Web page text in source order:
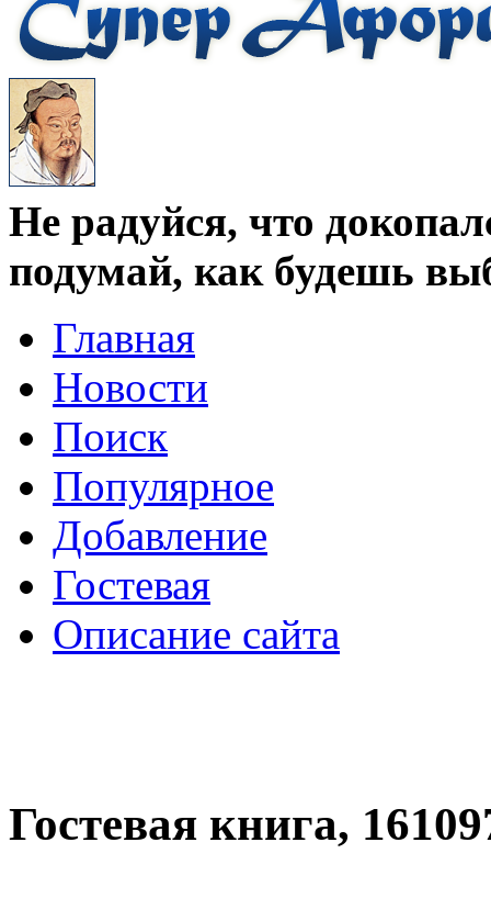
Не радуйся, что
подумай, как будешь
Главная
Новости
Поиск
Популярное
Добавление
Гостевая
Описание сайта
Гостевая книга,